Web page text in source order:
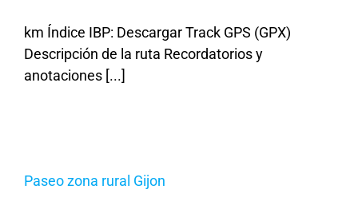
km Índice IBP: Descargar Track GPS (GPX)
Descripción de la ruta Recordatorios y
anotaciones [...]
Paseo zona rural Gijon